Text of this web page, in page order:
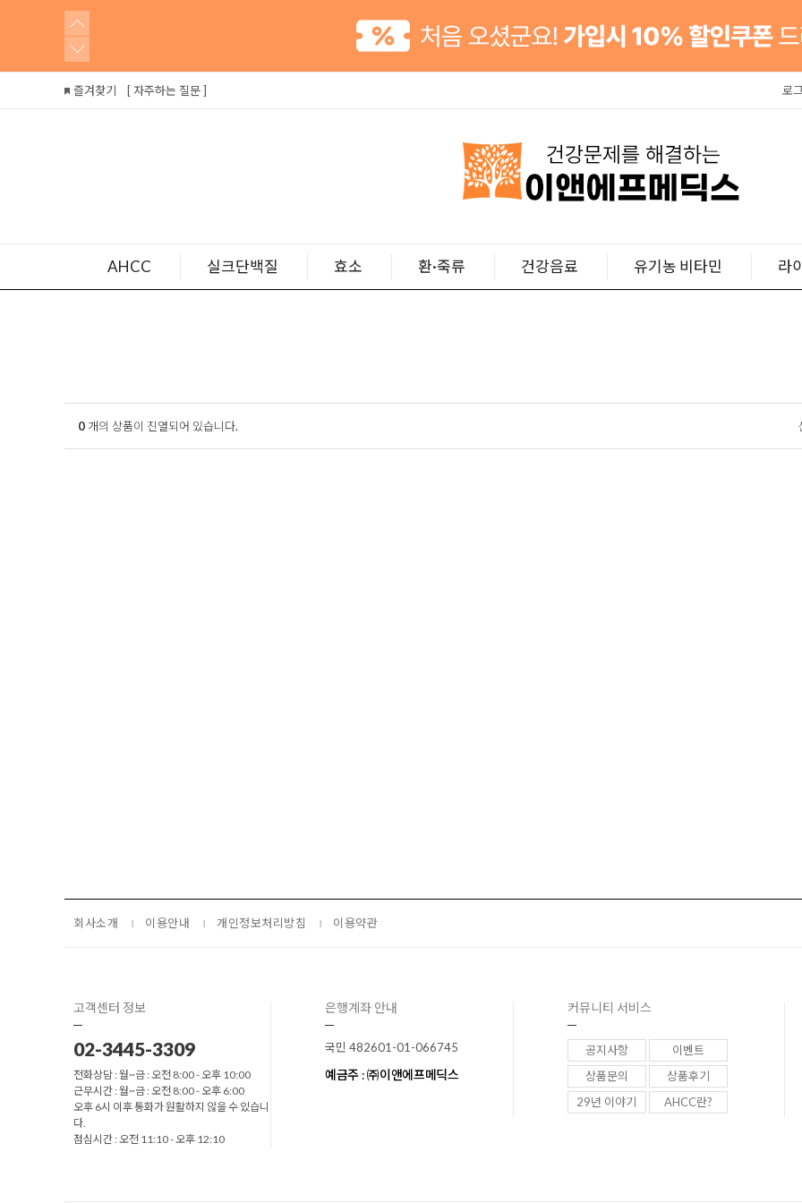
즐겨찾기 [ 자주하는 질문 ] 로
AHCC 실크단백질 효소 환·죽류 건강음료 유기농 비타민 라
0 개의 상품이 진열되어 있습니다.
회사소개 이용안내 개인정보처리방침 이용약관
고객센터 정보
02-3445-3309
전화상담 : 월~금 : 오전 8:00 - 오후 10:00
근무시간 : 월~금 : 오전 8:00 - 오후 6:00
오후 6시 이후 통화가 원활하지 않을 수 있습니
다.
점심시간 : 오전 11:10 - 오후 12:10
은행계좌 안내
국민 482601-01-066745
예금주 : ㈜이앤에프메딕스
커뮤니티 서비스
공지사항
이벤트
상품문의
상품후기
29년 이야기
AHCC란?